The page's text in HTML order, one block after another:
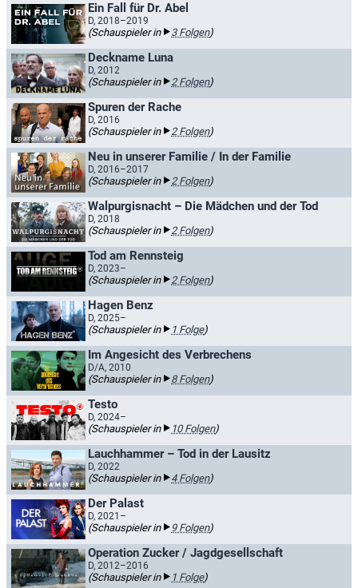
Ein Fall für Dr. Abel
D, 2018–2019
(Schauspieler in 3 Folgen)
Deckname Luna
D, 2012
(Schauspieler in 2 Folgen)
Spuren der Rache
D, 2016
(Schauspieler in 2 Folgen)
Neu in unserer Familie / In der Familie
D, 2016–2017
(Schauspieler in 2 Folgen)
Walpurgisnacht – Die Mädchen und der Tod
D, 2018
(Schauspieler in 2 Folgen)
Tod am Rennsteig
D, 2023–
(Schauspieler in 2 Folgen)
Hagen Benz
D, 2025–
(Schauspieler in 1 Folge)
Im Angesicht des Verbrechens
D/A, 2010
(Schauspieler in 8 Folgen)
Testo
D, 2024–
(Schauspieler in 10 Folgen)
Lauchhammer – Tod in der Lausitz
D, 2022
(Schauspieler in 4 Folgen)
Der Palast
D, 2021–
(Schauspieler in 9 Folgen)
Operation Zucker / Jagdgesellschaft
D, 2012–2016
(Schauspieler in 1 Folge)